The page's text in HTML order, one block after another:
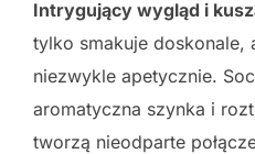
Intrygujący wygląd i
tylko smakuje doskonale,
niezwykle apetycznie.
aromatyczna szynka i
tworzą nieodparte